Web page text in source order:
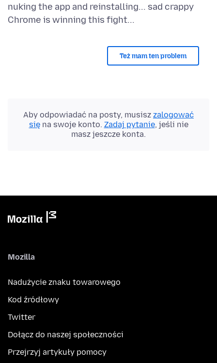
nuking the app and reinstalling... sad crappy
Też mam ten problem
Aby odpowiadać na posty, musisz zalogować
sięna swoje konto. Zadaj pytanie, jeśli nie
masz jeszcze konta.
Mozilla
Nadużycie znaku towarowego
Kod źródłowy
Twitter
Dołącz do naszej społeczności
Przejrzyj artykuły pomocy